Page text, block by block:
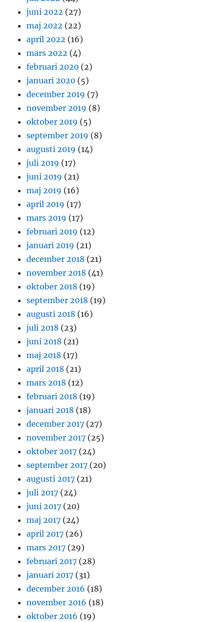
juni 2022 (27)
maj 2022 (22)
april 2022 (16)
mars 2022 (4)
februari 2020 (2)
januari 2020 (5)
december 2019 (7)
november 2019 (8)
oktober 2019 (5)
september 2019 (8)
augusti 2019 (14)
juli 2019 (17)
juni 2019 (21)
maj 2019 (16)
april 2019 (17)
mars 2019 (17)
februari 2019 (12)
januari 2019 (21)
december 2018 (21)
november 2018 (41)
oktober 2018 (19)
september 2018 (19)
augusti 2018 (16)
juli 2018 (23)
juni 2018 (21)
maj 2018 (17)
april 2018 (21)
mars 2018 (12)
februari 2018 (19)
januari 2018 (18)
december 2017 (27)
november 2017 (25)
oktober 2017 (24)
september 2017 (20)
augusti 2017 (21)
juli 2017 (24)
juni 2017 (20)
maj 2017 (24)
april 2017 (26)
mars 2017 (29)
februari 2017 (28)
januari 2017 (31)
december 2016 (18)
november 2016 (18)
oktober 2016 (19)